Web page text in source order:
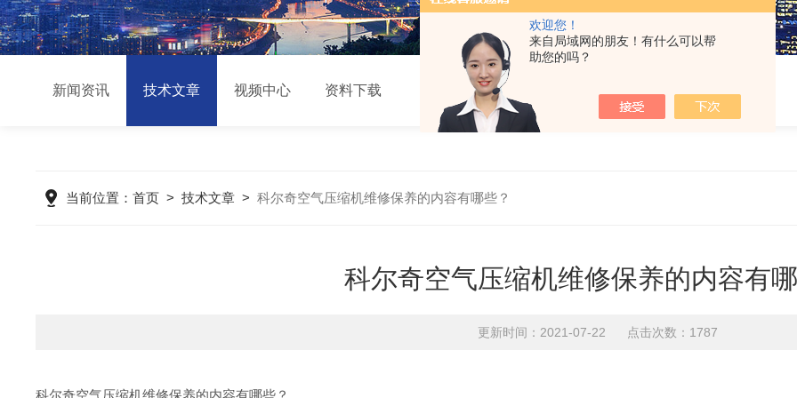
欢迎您！
来自局域网的朋友！有什么可以帮
助您的吗？
新闻资讯 技术文章 视频中心 资料下载
当前位置：首页 >技术文章 >科尔奇空气压缩机维修保养的内容有哪些？
科尔奇空气压缩机维修保养的内容有
更新时间：2021-07-22 点击次数：1787
科尔奇空气压缩机维修保养的内容有哪些？